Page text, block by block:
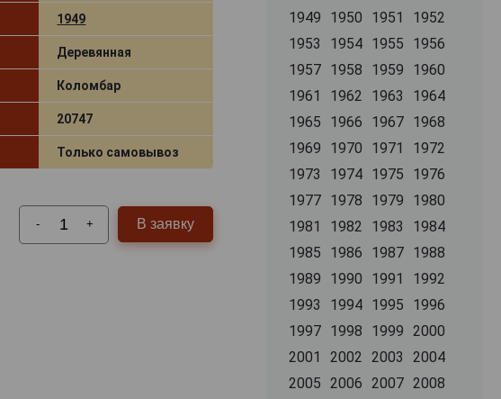
1949
Деревянная
Коломбар
20747
Только самовывоз
- + В заявку
1949
1950 1951
1952
1953
1954 1955
1956
1957 1958 1959
1960
1961
1962 1963
1964
1965
1966 1967 1968
1969
1970 1971
1972
1973
1974 1975
1976
1977 1978 1979
1980
1981
1982 1983
1984
1985
1986 1987 1988
1989
1990 1991
1992
1993
1994 1995
1996
1997 1998 1999
2000
2001
2002 2003
2004
2005
2006 2007 2008